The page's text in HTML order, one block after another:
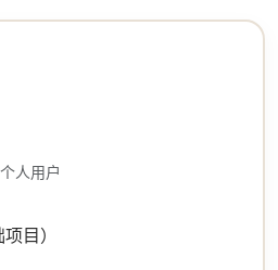
人用户
目）